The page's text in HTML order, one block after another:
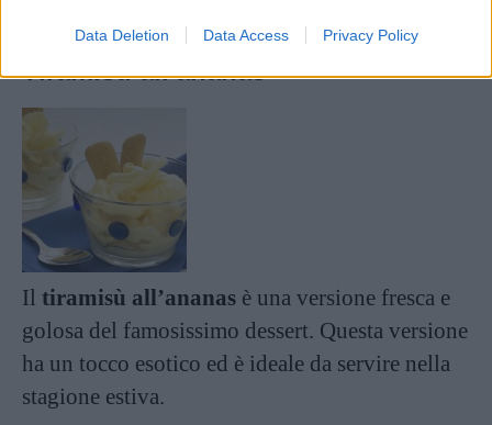
Data Deletion Data Access Privacy Policy
Tiramisù all'ananas
Il tiramisù all’ananas è una versione fresca e
golosa del famosissimo dessert. Questa versione
ha un tocco esotico ed è ideale da servire nella
stagione estiva.